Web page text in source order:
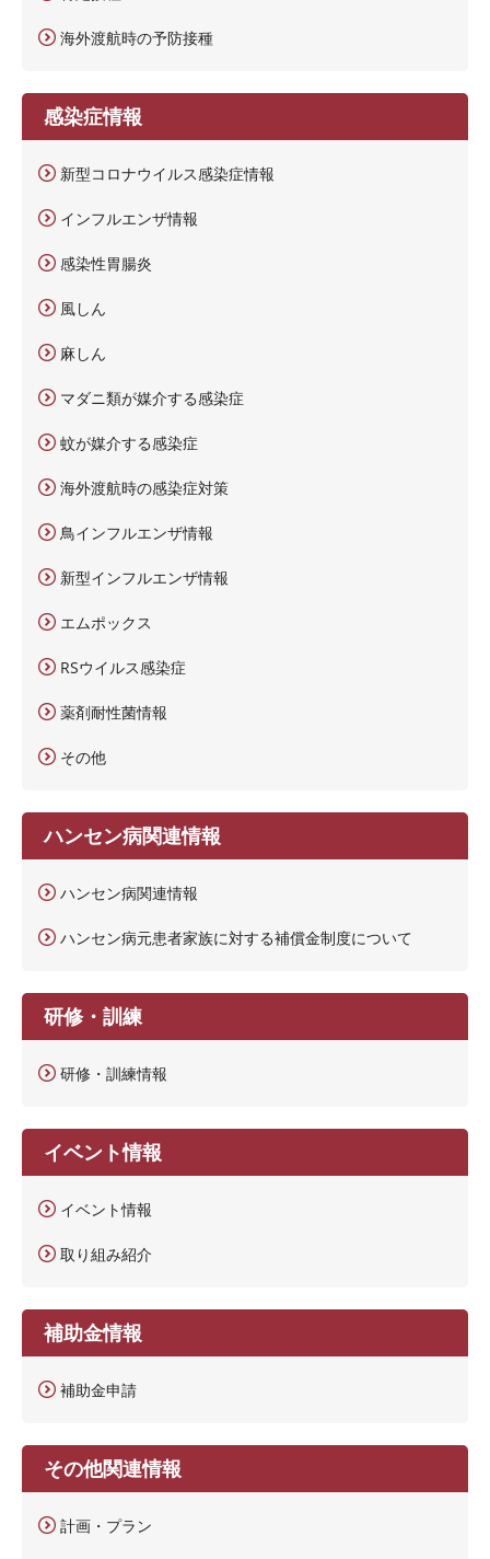
海外渡航時の予防接種
感染症情報
新型コロナウイルス感染症情報
インフルエンザ情報
感染性胃腸炎
風しん
麻しん
マダニ類が媒介する感染症
蚊が媒介する感染症
海外渡航時の感染症対策
鳥インフルエンザ情報
新型インフルエンザ情報
エムポックス
RSウイルス感染症
薬剤耐性菌情報
その他
ハンセン病関連情報
ハンセン病関連情報
ハンセン病元患者家族に対する補償金制度について
研修・訓練
研修・訓練情報
イベント情報
イベント情報
取り組み紹介
補助金情報
補助金申請
その他関連情報
計画・プラン